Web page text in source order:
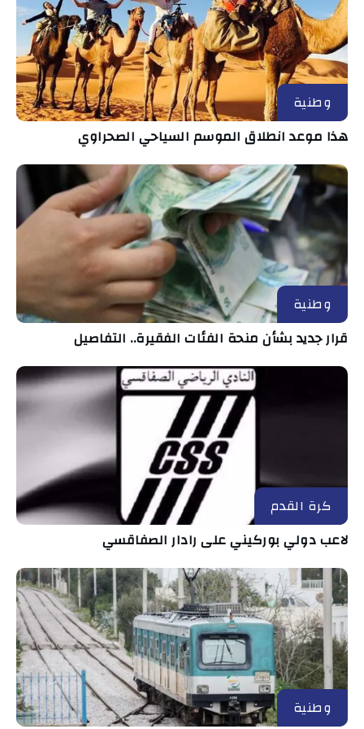
وطنية
هذا موعد انطلاق الموسم السياحي الصحراوي
وطنية
قرار جديد بشأن منحة الفئات الفقيرة.. التفاصيل
كرة القدم
لاعب دولي بوركيني على رادار الصفاقسي
وطنية